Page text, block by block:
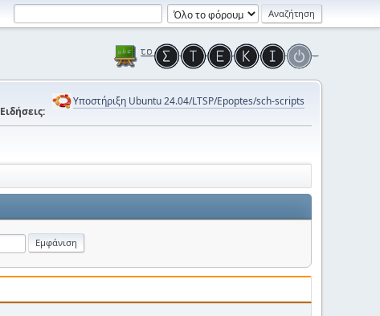
Ειδήσεις:
Υποστήριξη Ubuntu 24.04/LTSP/Epoptes/sch-scripts